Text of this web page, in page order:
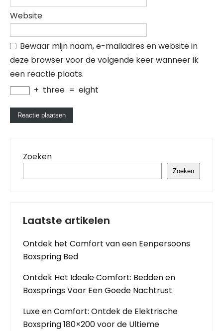
Website
Bewaar mijn naam, e-mailadres en website in
deze browser voor de volgende keer wanneer ik
een reactie plaats.
+ three = eight
Zoeken
Zoeken
Laatste artikelen
Ontdek het Comfort van een Eenpersoons
Boxspring Bed
Ontdek Het Ideale Comfort: Bedden en
Boxsprings Voor Een Goede Nachtrust
Luxe en Comfort: Ontdek de Elektrische
Boxspring 180×200 voor de Ultieme